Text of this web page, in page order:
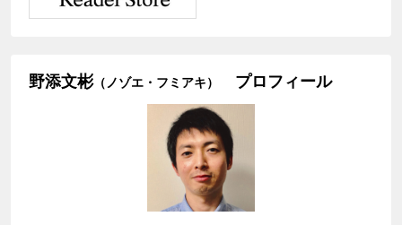
野添文彬（ノゾエ・フミアキ） プロフィール